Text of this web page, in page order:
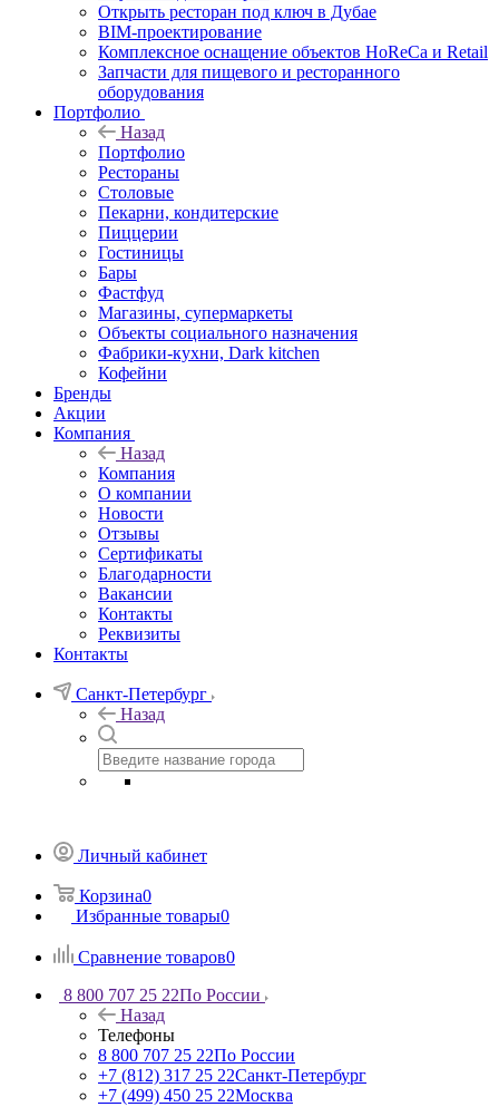
Открыть ресторан под ключ в Дубае
BIM-проектирование
Комплексное оснащение объектов HoReCa и Retail
Запчасти для пищевого и ресторанного
оборудования
Портфолио
Назад
Портфолио
Рестораны
Столовые
Пекарни, кондитерские
Пиццерии
Гостиницы
Бары
Фастфуд
Магазины, супермаркеты
Объекты социального назначения
Фабрики-кухни, Dark kitchen
Кофейни
Бренды
Акции
Компания
Назад
Компания
О компании
Новости
Отзывы
Сертификаты
Благодарности
Вакансии
Контакты
Реквизиты
Контакты
Санкт-Петербург
Назад
Личный кабинет
Корзина0
Избранные товары0
Сравнение товаров0
8 800 707 25 22По России
Назад
Телефоны
8 800 707 25 22По России
+7 (812) 317 25 22Санкт-Петербург
+7 (499) 450 25 22Москва